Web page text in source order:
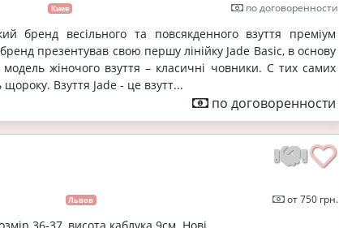
Киев по договоренности
бренд весільного та повсякденного взуття преміум
презентував свою першу лінійку Jade Basic, в основу
жіночого взуття – класичні човники. С тих самих
Взуття Jade - це взутт...
по договоренности
Львов от 750 грн.